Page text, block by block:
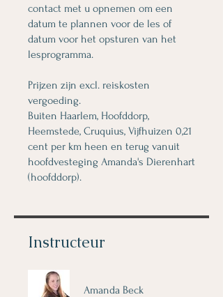
contact met u opnemen om een
datum te plannen voor de les of
datum voor het opsturen van het
lesprogramma.
Prijzen zijn excl. reiskosten
vergoeding.
Buiten Haarlem, Hoofddorp,
Heemstede, Cruquius, Vijfhuizen 0,21
cent per km heen en terug vanuit
hoofdvesteging Amanda's Dierenhart
(hoofddorp).
Instructeur
Amanda Beck